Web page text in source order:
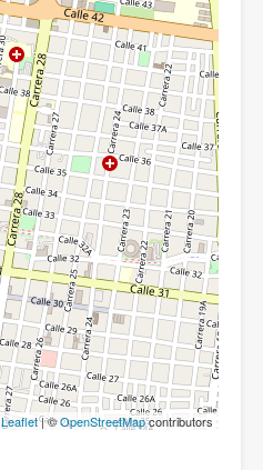
Leaflet| ©OpenStreetMapcontributors